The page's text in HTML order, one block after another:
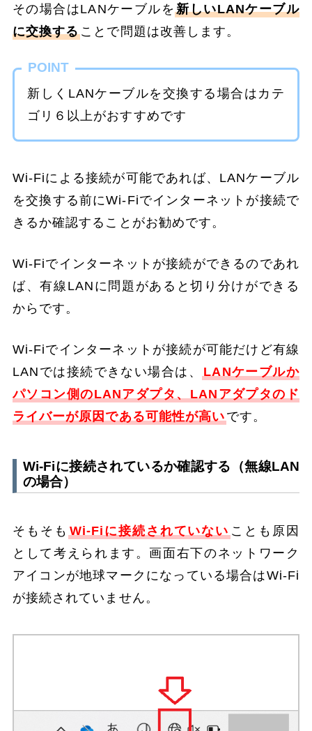
その場合はLANケーブルを新しいLANケーブル
に交換することで問題は改善します。
POINT
新しくLANケーブルを交換する場合はカテ
ゴリ６以上がおすすめです
Wi-Fiによる接続が可能であれば、LANケーブル
を交換する前にWi-Fiでインターネットが接続で
きるか確認することがお勧めです。
Wi-Fiでインターネットが接続ができるのであれ
ば、有線LANに問題があると切り分けができる
からです。
Wi-Fiでインターネットが接続が可能だけど有線
LANでは接続できない場合は、
LANケーブルか
パソコン側のLANアダプタ、LANアダプタのド
ライバーが原因である可能性が高い です。
Wi-Fiに接続されているか確認する（無線LAN
の場合）
そもそも Wi-Fiに接続されていない ことも原因
として考えられます。画面右下のネットワーク
アイコンが地球マークになっている場合はWi-Fi
が接続されていません。